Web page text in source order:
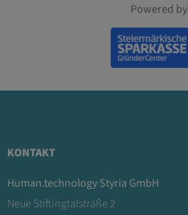
Powered by
KONTAKT
Human.technology Styria GmbH
Neue Stiftingtalstraße 2